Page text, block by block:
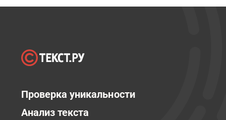
Проверка уникальности
Анализ текста